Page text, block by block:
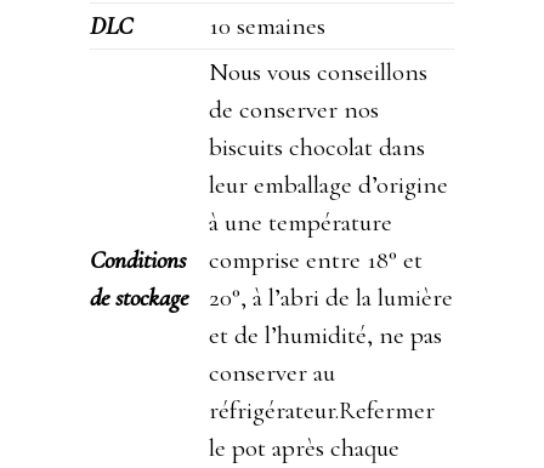
DLC
10 semaines
Conditions
de stockage
Nous vous conseillons
de conserver nos
biscuits chocolat dans
leur emballage d’origine
à une température
comprise entre 18° et
20°, à l’abri de la lumière
et de l’humidité, ne pas
conserver au
réfrigérateur.Refermer
le pot après chaque